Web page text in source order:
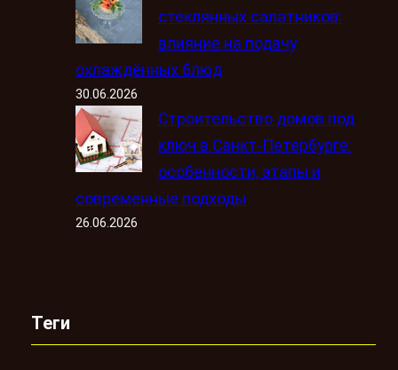
стеклянных салатников:
влияние на подачу
охлаждённых блюд
30.06.2026
Строительство домов под
ключ в Санкт-Петербурге:
особенности, этапы и
современные подходы
26.06.2026
Теги